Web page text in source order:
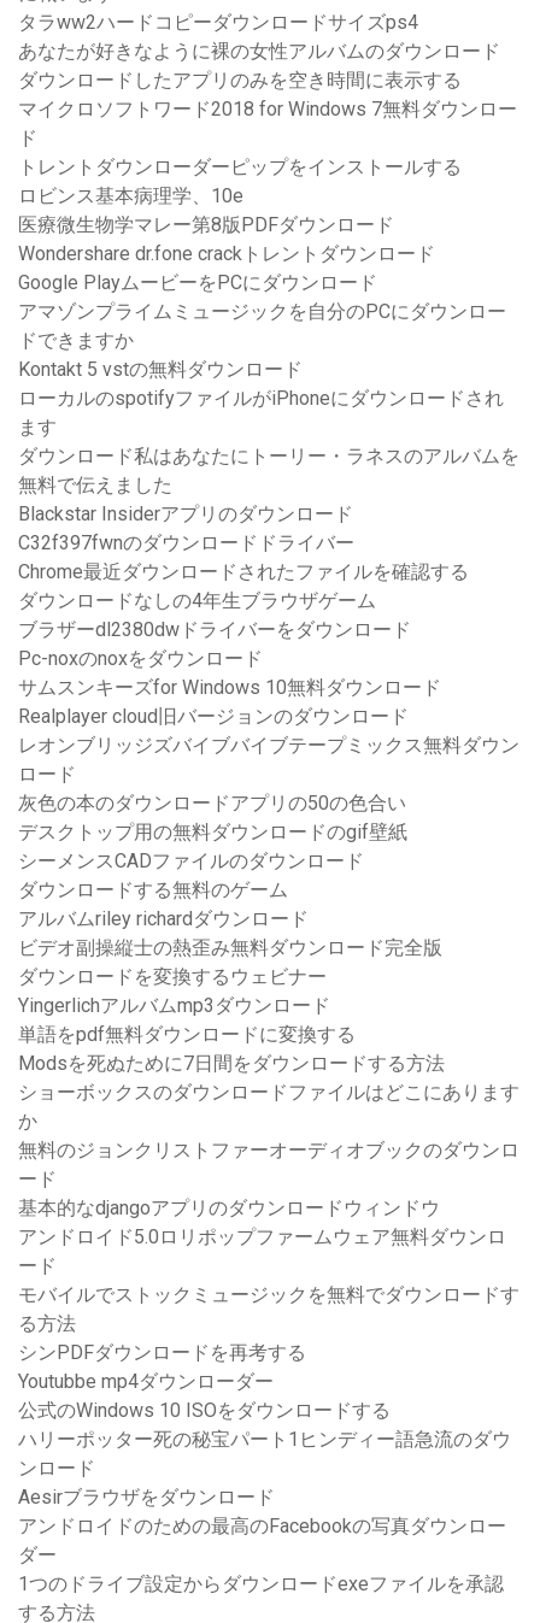
タラww2ハードコピーダウンロードサイズps4
あなたが好きなように裸の女性アルバムのダウンロード
ダウンロードしたアプリのみを空き時間に表示する
マイクロソフトワード2018 for Windows 7無料ダウンロー
ド
トレントダウンローダーピップをインストールする
ロビンス基本病理学、10e
医療微生物学マレー第8版PDFダウンロード
Wondershare dr.fone crackトレントダウンロード
Google PlayムービーをPCにダウンロード
アマゾンプライムミュージックを自分のPCにダウンロー
ドできますか
Kontakt 5 vstの無料ダウンロード
ローカルのspotifyファイルがiPhoneにダウンロードされ
ます
ダウンロード私はあなたにトーリー・ラネスのアルバムを
無料で伝えました
Blackstar Insiderアプリのダウンロード
C32f397fwnのダウンロードドライバー
Chrome最近ダウンロードされたファイルを確認する
ダウンロードなしの4年生ブラウザゲーム
ブラザーdl2380dwドライバーをダウンロード
Pc-noxのnoxをダウンロード
サムスンキーズfor Windows 10無料ダウンロード
Realplayer cloud旧バージョンのダウンロード
レオンブリッジズバイブバイブテープミックス無料ダウン
ロード
灰色の本のダウンロードアプリの50の色合い
デスクトップ用の無料ダウンロードのgif壁紙
シーメンスCADファイルのダウンロード
ダウンロードする無料のゲーム
アルバムriley richardダウンロード
ビデオ副操縦士の熱歪み無料ダウンロード完全版
ダウンロードを変換するウェビナー
Yingerlichアルバムmp3ダウンロード
単語をpdf無料ダウンロードに変換する
Modsを死ぬために7日間をダウンロードする方法
ショーボックスのダウンロードファイルはどこにあります
か
無料のジョンクリストファーオーディオブックのダウンロ
ード
基本的なdjangoアプリのダウンロードウィンドウ
アンドロイド5.0ロリポップファームウェア無料ダウンロ
ード
モバイルでストックミュージックを無料でダウンロードす
る方法
シンPDFダウンロードを再考する
Youtubbe mp4ダウンローダー
公式のWindows 10 ISOをダウンロードする
ハリーポッター死の秘宝パート1ヒンディー語急流のダウ
ンロード
Aesirブラウザをダウンロード
アンドロイドのための最高のFacebookの写真ダウンロー
ダー
1つのドライブ設定からダウンロードexeファイルを承認
する方法